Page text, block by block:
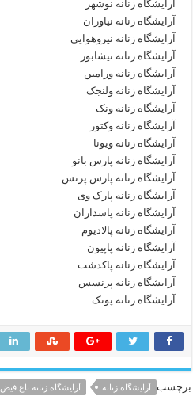
آرایشگاه زنانه نوشهر
آرایشگاه زنانه نیاوران
آرایشگاه زنانه نیروهوایی
آرایشگاه زنانه نیشابور
آرایشگاه زنانه ورامین
آرایشگاه زنانه ولنجک
آرایشگاه زنانه ونک
آرایشگاه زنانه وکتور
آرایشگاه زنانه ویونا
آرایشگاه زنانه پارس بانو
آرایشگاه زنانه پارس پرنس
آرایشگاه زنانه پارک وی
آرایشگاه زنانه پاسداران
آرایشگاه زنانه پالادیوم
آرایشگاه زنانه پاپیون
آرایشگاه زنانه پاکدشت
آرایشگاه زنانه پرنسس
آرایشگاه زنانه پونک
برچسب آرایشگاه زنانه آرایشگاه زنانه باغ فیض